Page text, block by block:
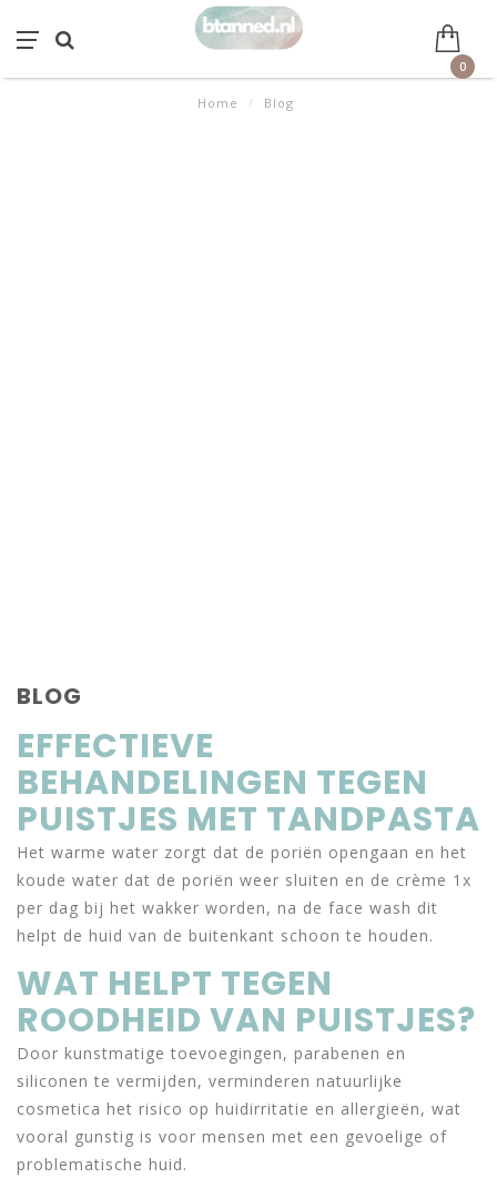
0
Home / Blog
BLOG
EFFECTIEVE
BEHANDELINGEN TEGEN
PUISTJES MET TANDPASTA
Het warme water zorgt dat de poriën opengaan en het
koude water dat de poriën weer sluiten en de crème 1x
per dag bij het wakker worden, na de face wash dit
helpt de huid van de buitenkant schoon te houden.
WAT HELPT TEGEN
ROODHEID VAN PUISTJES?
Door kunstmatige toevoegingen, parabenen en
siliconen te vermijden, verminderen natuurlijke
cosmetica het risico op huidirritatie en allergieën, wat
vooral gunstig is voor mensen met een gevoelige of
problematische huid.